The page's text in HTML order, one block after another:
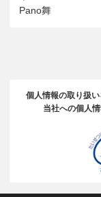
Pano舞
個人情報の取り扱
当社への個人